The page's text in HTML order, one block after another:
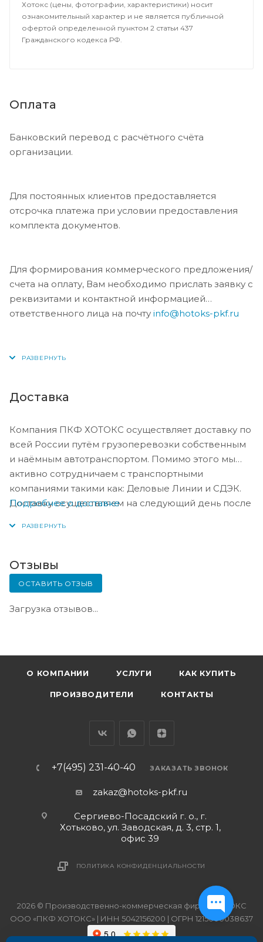
Хотокс (цены, фотографии, характеристики) носит
ознакомительный характер и не является публичной
офертой определенной пунктом 2 статьи 437
Гражданского кодекса РФ.
Оплата
Банковский перевод с расчётного счёта
организации.
Для постоянных клиентов предоставляется
отсрочка платежа при условии предоставления
комплекта документов.
Для формирования коммерческого предложения/
счета на оплату, Вам необходимо прислать заявку с
реквизитами и контактной информацией
ответственного лица на почту info@hotoks-pkf.ru
Доставка
Компания ПКФ ХОТОКС осуществляет доставку по
всей России путём грузоперевозки собственным
и наёмным автотранспортом. Помимо этого мы
активно сотрудничаем с транспортными
компаниями такими как: Деловые Линии и СДЭК.
Доставку осуществляем на следующий день после
Подробнее о доставке
Отзывы
ОСТАВИТЬ ОТЗЫВ
Загрузка отзывов...
О КОМПАНИИ УСЛУГИ КАК КУПИТЬ
ПРОИЗВОДИТЕЛИ КОНТАКТЫ
+7(495) 231-40-40 ЗАКАЗАТЬ ЗВОНОК
zakaz@hotoks-pkf.ru
Сергиево-Посадский г. о., г.
Хотьково, ул. Заводская, д. 3, стр. 1,
офис 39
ПОЛИТИКА КОНФИДЕНЦИАЛЬНОСТИ
2026 © Производственно-коммерческая фирма ХОТОКС
ООО «ПКФ ХОТОКС» | ИНН 5042156200 | ОГРН 1215000038637